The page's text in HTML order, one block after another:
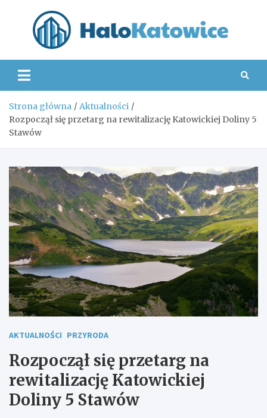
Strona główna
Aktualności
Rozpoczął się przetarg na rewitalizację Katowickiej Doliny 5
Stawów
AKTUALNOŚCI PRZYRODA
Rozpoczął się przetarg na
rewitalizację Katowickiej
Doliny 5 Stawów